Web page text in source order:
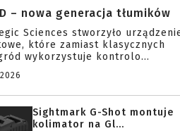
– nowa generacja tłumików
Sciences stworzyło
które zamiast klasycznych
wykorzystuje kontrolo...
Sightmark G-Shot montuje
kolimator na Gl...